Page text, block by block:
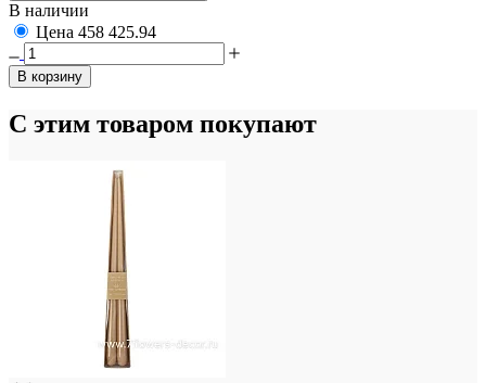
В наличии
Цена 458 425.94
В корзину
С этим товаром покупают